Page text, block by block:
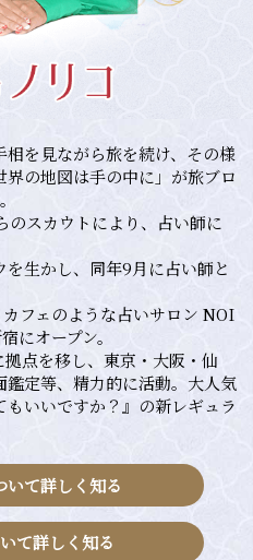
を見ながら旅を続け、その様
の地図は手の中に」が旅ブロ
のスカウトにより、占い師に
生かし、同年9月に占い師と
フェのような占いサロン NOI
にオープン。
点を移し、東京・大阪・仙
定等、精力的に活動。大人気
いいですか？』の新レギュラ
いて詳しく知る
て詳しく知る